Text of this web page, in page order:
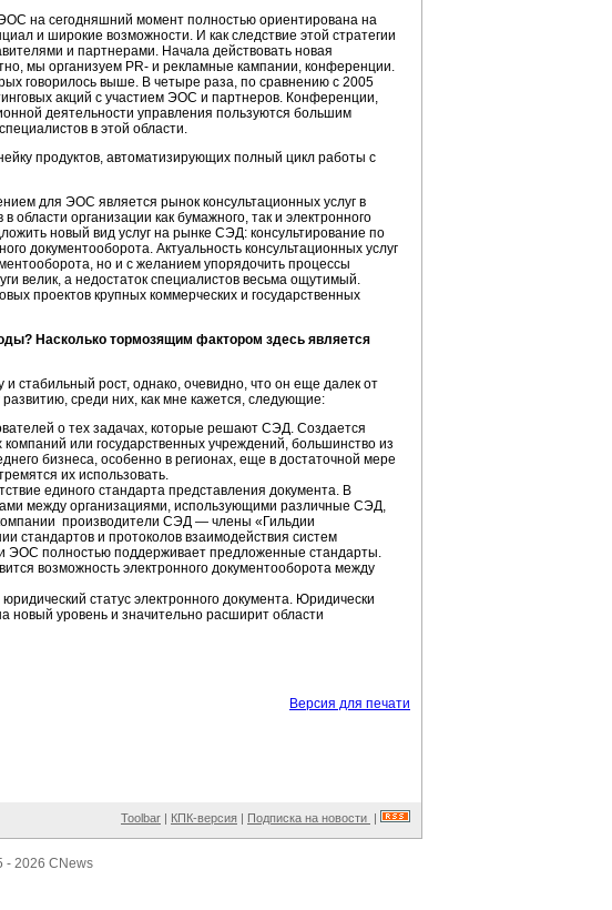
на сегодняшний момент полностью ориентирована на
и широкие возможности. И как следствие этой стратегии
и партнерами. Начала действовать новая
мы организуем PR- и рекламные кампании, конференции.
говорилось выше. В четыре раза, по сравнению с 2005
акций с участием ЭОС и партнеров. Конференции,
деятельности управления пользуются большим
в этой области.
продуктов, автоматизирующих полный цикл работы с
для ЭОС является рынок консультационных услуг в
организации как бумажного, так и электронного
новый вид услуг на рынке СЭД: консультирование по
документооборота. Актуальность консультационных услуг
но и с желанием упорядочить процессы
велик, а недостаток специалистов весьма ощутимый.
проектов крупных коммерческих и государственных
Насколько тормозящим фактором здесь является
стабильный рост, однако, очевидно, что он еще далек от
среди них, как мне кажется, следующие:
о тех задачах, которые решают СЭД. Создается
или государственных учреждений, большинство из
бизнеса, особенно в регионах, еще в достаточной мере
их использовать.
единого стандарта представления документа. В
между организациями, использующими различные СЭД,
производители СЭД — члены «Гильдии
стандартов и протоколов взаимодействия систем
ЭОС полностью поддерживает предложенные стандарты.
возможность электронного документооборота между
статус электронного документа. Юридически
новый уровень и значительно расширит области
Версия для печати
Toolbar | КПК-версия | Подписка на новости |
- 2026 CNews